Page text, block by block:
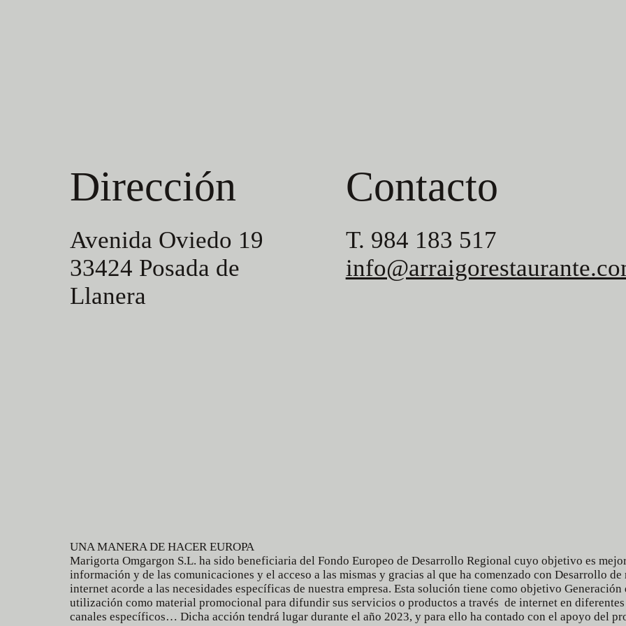
Dirección
Avenida Oviedo 19
33424 Posada de
Llanera
Contacto
T. 984 183 517
UNA MANERA DE HACER EUROPA
Marigorta Omgargon S.L. ha sido beneficiaria del Fondo Europeo de Desarrollo Regional cuyo objetivo es
información y de las comunicaciones y el acceso a las mismas y gracias al que ha comenzado con Desarrollo
internet acorde a las necesidades específicas de nuestra empresa. Esta solución tiene como objetivo
utilización como material promocional para difundir sus servicios o productos a través de internet en
canales específicos… Dicha acción tendrá lugar durante el año 2023, y para ello ha contado con el apoyo del